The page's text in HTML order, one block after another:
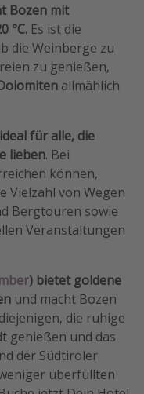
Bozen mit
°C. Es ist die
die Weinberge zu
zu genießen,
allmählich
für alle, die
lieben. Bei
können,
Vielzahl von Wegen
Bergtouren sowie
Veranstaltungen
) bietet goldene
und macht Bozen
die ruhige
genießen und das
der Südtiroler
überfüllten